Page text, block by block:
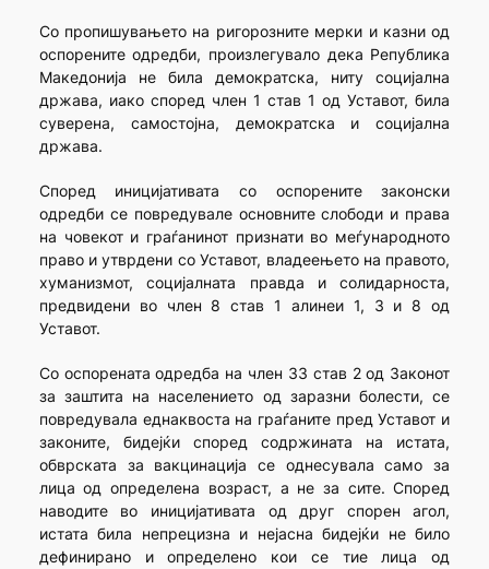
Со пропишувањето на ригорозните мерки и казни од
оспорените одредби, произлегувало дека Република
Македонија не била демократска, ниту социјална
држава, иако според член 1 став 1 од Уставот, била
суверена, самостојна, демократска и социјална
држава.
Според иницијативата со оспорените законски
одредби се повредувале основните слободи и права
на човекот и граѓанинот признати во меѓународното
право и утврдени со Уставот, владеењето на правото,
хуманизмот, социјалната правда и солидарноста,
предвидени во член 8 став 1 алинеи 1, 3 и 8 од
Уставот.
Со оспорената одредба на член 33 став 2 од Законот
за заштита на населението од заразни болести, се
повредувала еднаквоста на граѓаните пред Уставот и
законите, бидејќи според содржината на истата,
обврската за вакцинација се однесувала само за
лица од определена возраст, а не за сите. Според
наводите во иницијативата од друг спорен агол,
истата била непрецизна и нејасна бидејќи не било
дефинирано и определено кои се тие лица од